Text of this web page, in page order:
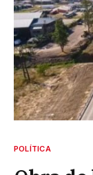
POLÍTICA